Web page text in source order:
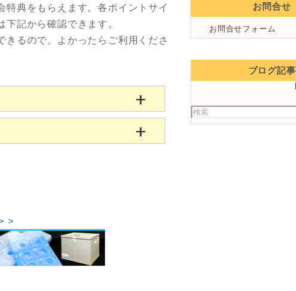
典をもらえます。各ポイントサイ
記から確認できます。
るので、よかったらご利用くださ
＞
お問合せ
お問合せフォーム
ブログ記事